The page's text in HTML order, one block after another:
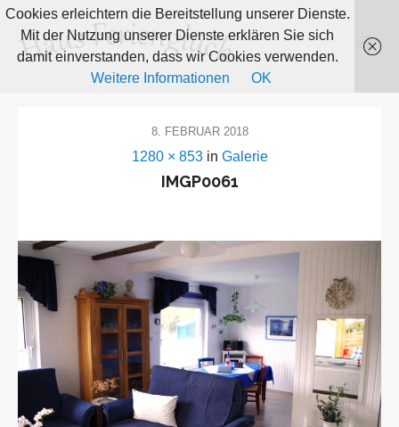
8. FEBRUAR 2018
1280 × 853in Galerie
IMGP0061
Cookies erleichtern die Bereitstellung unserer Dienste.
Mit der Nutzung unserer Dienste erklären Sie sich
damit einverstanden, dass wir Cookies verwenden.
Weitere Informationen
OK